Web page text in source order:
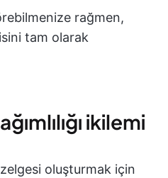
rağmen,
tam olarak
ikilemi
oluşturmak için